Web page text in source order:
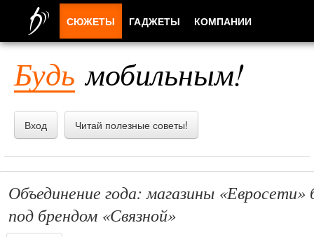
Будь мобильным!
Вход Читай полезные советы!
Объединение года: магазины
под брендом «Связной»
СЮЖЕТЫ ГАДЖЕТЫ КОМПАНИИ
ПРИЛОЖЕНИЯ